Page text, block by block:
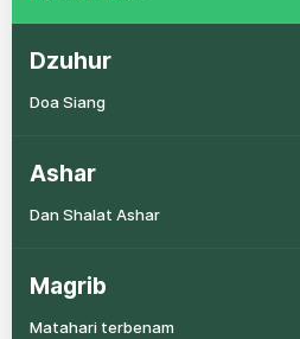
Dzuhur
Doa Siang
Ashar
Dan Shalat Ashar
Magrib
Matahari terbenam